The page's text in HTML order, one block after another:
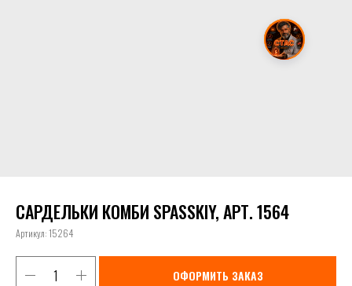
САРДЕЛЬКИ КОМБИ SPASSKIY, АРТ. 1564
Артикул:15264
ОФОРМИТЬ ЗАКАЗ